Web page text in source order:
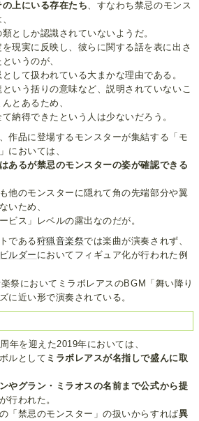
の上にいる存在たち、すなわち禁忌のモンス
としか認識されていないようだ。
現実に反映し、彼らに関する話を表に出さ
いうのが、
して扱われている大まかな理由である。
という括りの意味など、説明されていないこ
とあるため、
納得できたという人は少ないだろう。
作品に登場するモンスターが集結する「モ
においては、
あるが禁忌のモンスターの姿が確認できる
他のモンスターに隠れて角の先端部分や翼
いため、
ビス」レベルの露出なのだが。
である狩猟音楽祭では楽曲が演奏されず、
ルダー においてフィギュア化が行われた例
祭においてミラボレアスのBGM「舞い降り
に近い形で演奏されている。
年を迎えた2019年においては、
ルとして ミラボレアスが名指しで盛んに取
やグラン・ミラオスの名前まで公式から提
行われた。
「禁忌のモンスター」の扱いからすれば異